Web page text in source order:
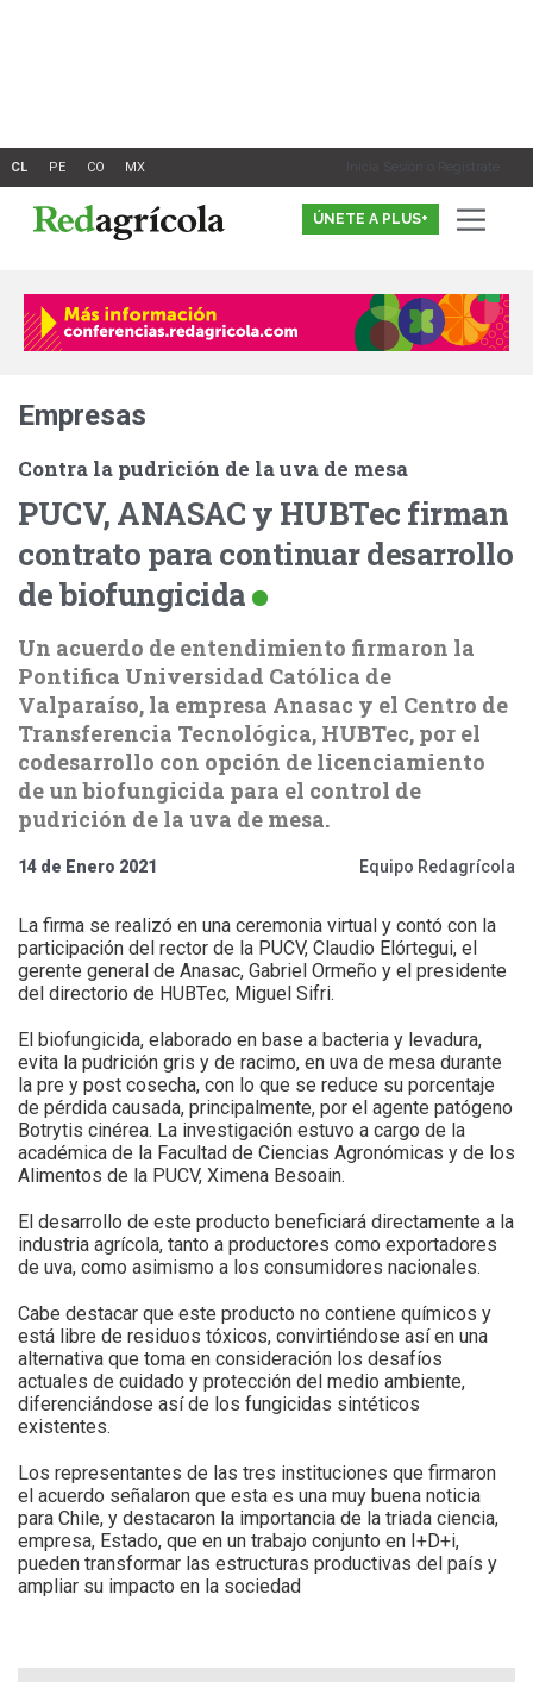
Inicia Sesión o Registrate
ÚNETE A PLUS+
Empresas
Contra la pudrición de la uva de mesa
PUCV, ANASAC y HUBTec firman
contrato para continuar desarrollo
de biofungicida
Un acuerdo de entendimiento firmaron la
Pontifica Universidad Católica de
Valparaíso, la empresa Anasac y el Centro de
Transferencia Tecnológica, HUBTec, por el
codesarrollo con opción de licenciamiento
de un biofungicida para el control de
pudrición de la uva de mesa.
14 de Enero 2021 Equipo Redagrícola
La firma se realizó en una ceremonia virtual y contó con la
participación del rector de la PUCV, Claudio Elórtegui, el
gerente general de Anasac, Gabriel Ormeño y el presidente
del directorio de HUBTec, Miguel Sifri.
El biofungicida, elaborado en base a bacteria y levadura,
evita la pudrición gris y de racimo, en uva de mesa durante
la pre y post cosecha, con lo que se reduce su porcentaje
de pérdida causada, principalmente, por el agente patógeno
Botrytis cinérea. La investigación estuvo a cargo de la
académica de la Facultad de Ciencias Agronómicas y de los
Alimentos de la PUCV, Ximena Besoain.
El desarrollo de este producto beneficiará directamente a la
industria agrícola, tanto a productores como exportadores
de uva, como asimismo a los consumidores nacionales.
Cabe destacar que este producto no contiene químicos y
está libre de residuos tóxicos, convirtiéndose así en una
alternativa que toma en consideración los desafíos
actuales de cuidado y protección del medio ambiente,
diferenciándose así de los fungicidas sintéticos
existentes.
Los representantes de las tres instituciones que firmaron
el acuerdo señalaron que esta es una muy buena noticia
para Chile, y destacaron la importancia de la triada ciencia,
empresa, Estado, que en un trabajo conjunto en I+D+i,
pueden transformar las estructuras productivas del país y
ampliar su impacto en la sociedad